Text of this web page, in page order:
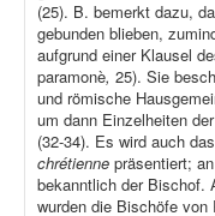
(25). B. bemerkt dazu,
gebunden blieben,
aufgrund einer Klausel
paramonè, 25). Sie
und römische
um dann Einzelheiten
(32-34). Es wird auch
chrétienne präsentiert;
bekanntlich der Bischof.
wurden die Bischöfe von